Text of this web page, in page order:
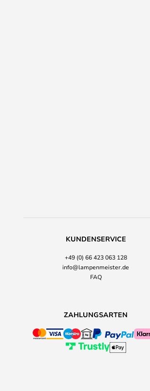
KUNDENSERVICE
+49 (0) 66 423 063 128
info@lampenmeister.de
FAQ
ZAHLUNGSARTEN